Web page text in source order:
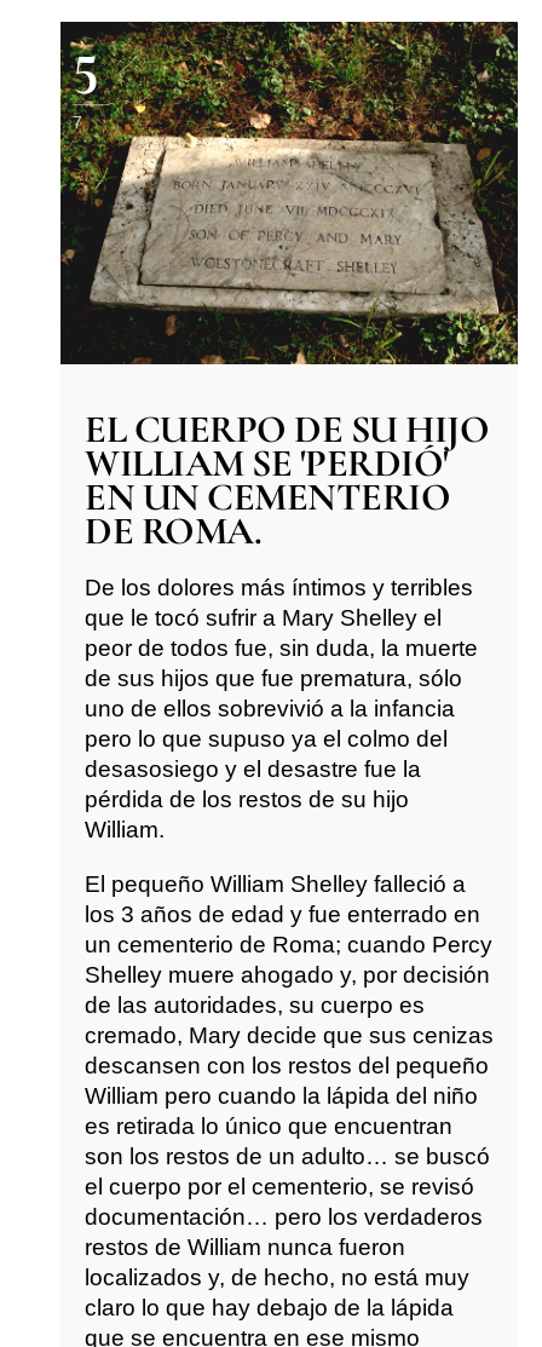
5
7
EL CUERPO DE SU HIJO
WILLIAM SE 'PERDIÓ'
EN UN CEMENTERIO
DE ROMA.
De los dolores más íntimos y terribles
que le tocó sufrir a Mary Shelley el
peor de todos fue, sin duda, la muerte
de sus hijos que fue prematura, sólo
uno de ellos sobrevivió a la infancia
pero lo que supuso ya el colmo del
desasosiego y el desastre fue la
pérdida de los restos de su hijo
William.
El pequeño William Shelley falleció a
los 3 años de edad y fue enterrado en
un cementerio de Roma; cuando Percy
Shelley muere ahogado y, por decisión
de las autoridades, su cuerpo es
cremado, Mary decide que sus cenizas
descansen con los restos del pequeño
William pero cuando la lápida del niño
es retirada lo único que encuentran
son los restos de un adulto… se buscó
el cuerpo por el cementerio, se revisó
documentación… pero los verdaderos
restos de William nunca fueron
localizados y, de hecho, no está muy
claro lo que hay debajo de la lápida
que se encuentra en ese mismo